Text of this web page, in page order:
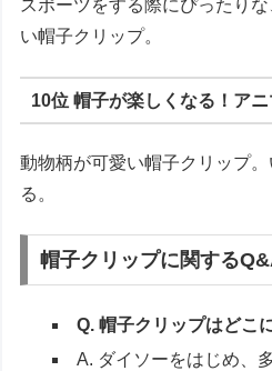
スポーツをする際にぴったり
い帽子クリップ。
10位 帽子が楽しくなる！ア
動物柄が可愛い帽子クリップ
る。
帽子クリップに関する
Q. 帽子クリップはどこ
A. ダイソーをはじめ、